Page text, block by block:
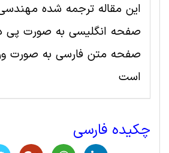
صفحه متن فارسی به صورت
است
چکیده فارسی